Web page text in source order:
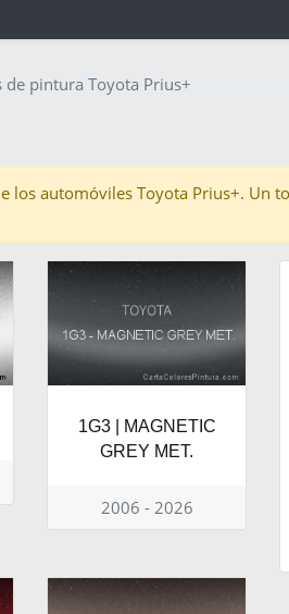
de pintura Toyota Prius+
los automóviles Toyota Prius+. Un
1G3 | MAGNETIC
GREY MET.
2006 - 2026